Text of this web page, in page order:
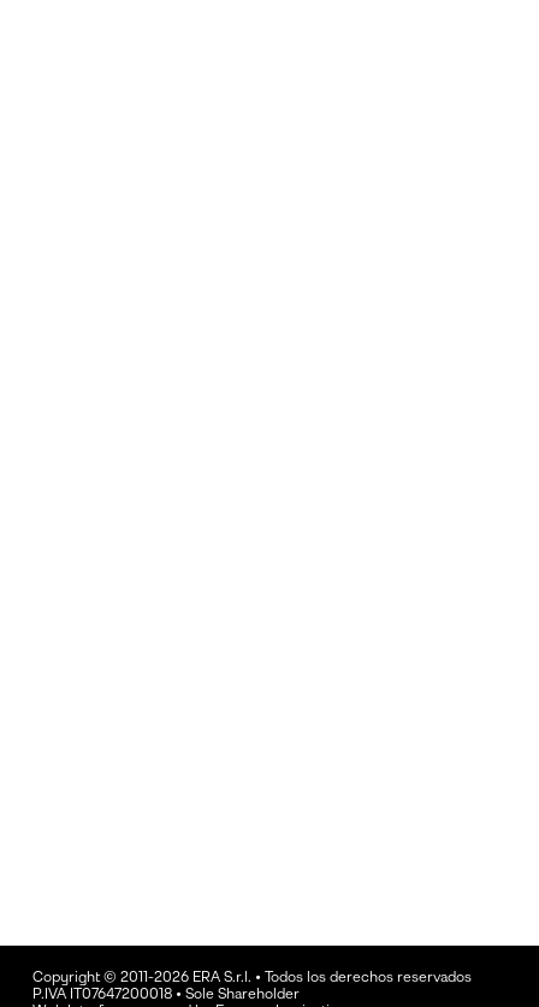
Copyright © 2011-2026 ERA S.r.l. • Todos los derechos reservados
P.IVA IT07647200018 • Sole Shareholder